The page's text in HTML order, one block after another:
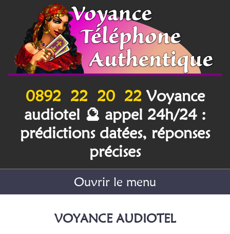
0892 22 20 22 Voyance
audiotel 🔮 appel 24h/24 :
prédictions datées, réponses
précises
Ouvrir le menu
VOYANCE AUDIOTEL